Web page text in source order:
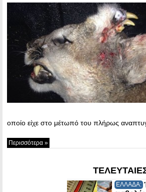
οποίο είχε στο μέτωπό του πλήρως
Περισσότερα »
ΕΛΛΑΔΑ: